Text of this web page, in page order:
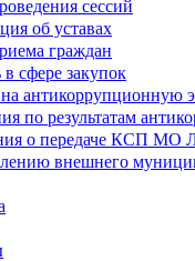
сессий
об уставах
граждан
сфере закупок
антикоррупционную
по результатам
о передаче КСП МО
внешнего